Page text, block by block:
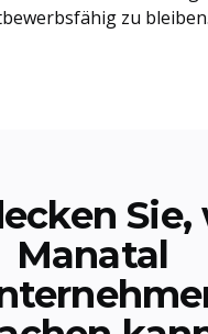
zu bleiben.
Sie,
Manatal